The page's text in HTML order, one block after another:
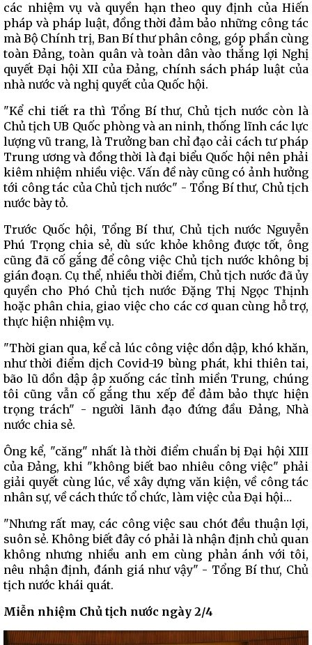
các nhiệm vụ và quyền hạn theo quy định của Hiến
pháp và pháp luật, đồng thời đảm bảo những công tác
mà Bộ Chính trị, Ban Bí thư phân công, góp phần cùng
toàn Đảng, toàn quân và toàn dân vào thắng lợi Nghị
quyết Đại hội XII của Đảng, chính sách pháp luật của
nhà nước và nghị quyết của Quốc hội.
"Kể chi tiết ra thì Tổng Bí thư, Chủ tịch nước còn là
Chủ tịch UB Quốc phòng và an ninh, thống lĩnh các lực
lượng vũ trang, là Trưởng ban chỉ đạo cải cách tư pháp
Trung ương và đồng thời là đại biểu Quốc hội nên phải
kiêm nhiệm nhiều việc. Vấn đề này cũng có ảnh hưởng
tới công tác của Chủ tịch nước" - Tổng Bí thư, Chủ tịch
nước bày tỏ.
Trước Quốc hội, Tổng Bí thư, Chủ tịch nước Nguyễn
Phú Trọng chia sẻ, dù sức khỏe không được tốt, ông
cũng đã cố gắng để công việc Chủ tịch nước không bị
gián đoạn. Cụ thể, nhiều thời điểm, Chủ tịch nước đã ủy
quyền cho Phó Chủ tịch nước Đặng Thị Ngọc Thịnh
hoặc phân chia, giao việc cho các cơ quan cùng hỗ trợ,
thực hiện nhiệm vụ.
"Thời gian qua, kể cả lúc công việc dồn dập, khó khăn,
như thời điểm dịch Covid-19 bùng phát, khi thiên tai,
bão lũ dồn dập ập xuống các tỉnh miền Trung, chúng
tôi cũng vẫn cố gắng thu xếp để đảm bảo thực hiện
trọng trách" - người lãnh đạo đứng đầu Đảng, Nhà
nước chia sẻ.
Ông kể, "căng" nhất là thời điểm chuẩn bị Đại hội XIII
của Đảng, khi "không biết bao nhiêu công việc" phải
giải quyết cùng lúc, về xây dựng văn kiện, về công tác
nhân sự, về cách thức tổ chức, làm việc của Đại hội…
"Nhưng rất may, các công việc sau chót đều thuận lợi,
suôn sẻ. Không biết đây có phải là nhận định chủ quan
không nhưng nhiều anh em cùng phản ánh với tôi,
nêu nhận định, đánh giá như vậy" - Tổng Bí thư, Chủ
tịch nước khái quát.
Miễn nhiệm Chủ tịch nước ngày 2/4